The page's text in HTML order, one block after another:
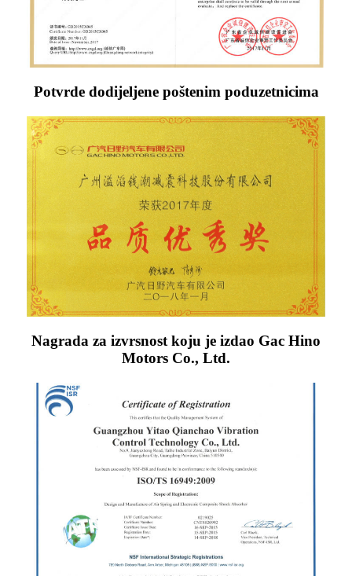
Potvrde dodijeljene poštenim poduzetnicima
Nagrada za izvrsnost koju je izdao Gac Hino
Motors Co., Ltd.